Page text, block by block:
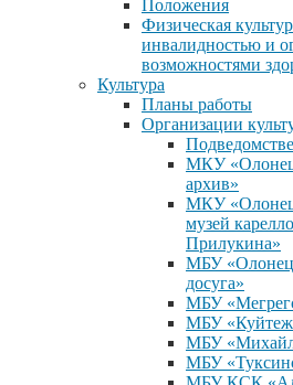
Положения
Физическая
инвалидностью и
возможностями
Культура
Планы работы
Организации
МКУ
архив»
МКУ
музей
Прилукина»
МБУ
досуга»
МБУ
МБУ
МБУ
МБУ